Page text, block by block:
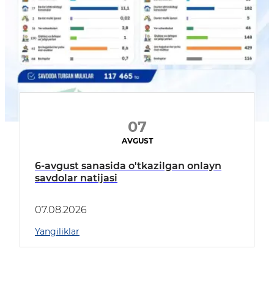
07
AVGUST
6-avgust sanasida o'tkazilgan onlayn
savdolar natijasi
07.08.2026
Yangiliklar